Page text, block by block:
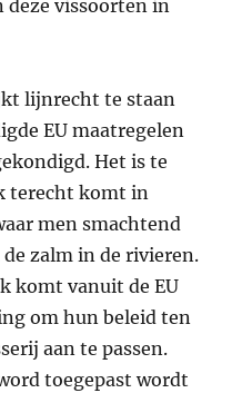
deze vissoorten in
lijnrecht te staan
EU maatregelen
Het is te
terecht komt in
men smachtend
zalm in de rivieren.
komt vanuit de EU
om hun beleid ten
aan te passen.
toegepast wordt